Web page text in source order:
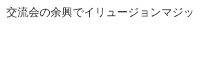
流会の余興でイリュージョンマジッ